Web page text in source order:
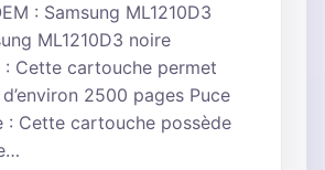
: Samsung ML1210D3
ML1210D3 noire
: Cette cartouche permet
d’environ 2500 pages Puce
: Cette cartouche possède